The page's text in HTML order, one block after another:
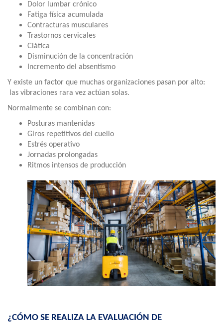
Dolor lumbar crónico
Fatiga física acumulada
Contracturas musculares
Trastornos cervicales
Ciática
Disminución de la concentración
Incremento del absentismo
Y existe un factor que muchas organizaciones pasan por alto:
las vibraciones rara vez actúan solas.
Normalmente se combinan con:
Posturas mantenidas
Giros repetitivos del cuello
Estrés operativo
Jornadas prolongadas
Ritmos intensos de producción
¿CÓMO SE REALIZA LA EVALUACIÓN DE